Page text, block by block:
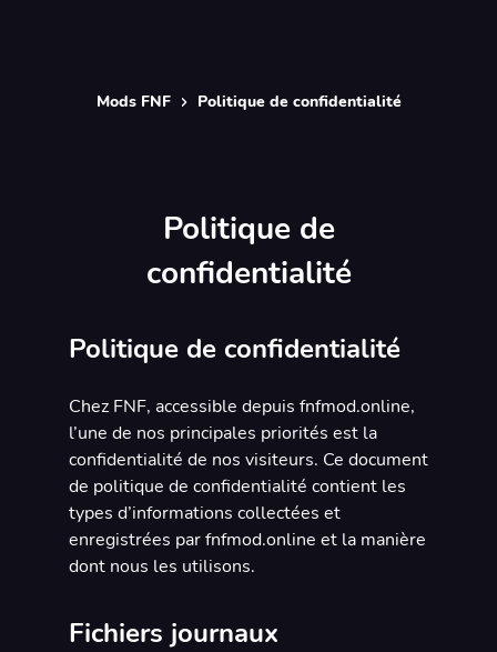
Mods FNF Politique de confidentialité
Politique de
confidentialité
Politique de confidentialité
Chez FNF, accessible depuis fnfmod.online,
l’une de nos principales priorités est la
confidentialité de nos visiteurs. Ce document
de politique de confidentialité contient les
types d’informations collectées et
enregistrées par fnfmod.online et la manière
dont nous les utilisons.
Fichiers journaux